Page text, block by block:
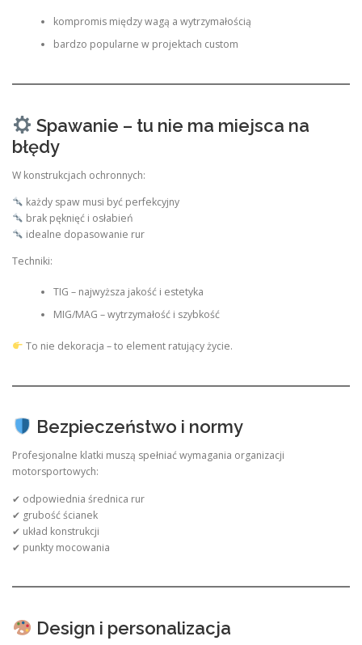
kompromis między wagą a wytrzymałością
bardzo popularne w projektach custom
Spawanie – tu nie ma miejsca na
błędy
W konstrukcjach ochronnych:
każdy spaw musi być perfekcyjny
brak pęknięć i osłabień
idealne dopasowanie rur
Techniki:
TIG – najwyższa jakość i estetyka
MIG/MAG – wytrzymałość i szybkość
To nie dekoracja – to element ratujący życie.
Bezpieczeństwo i normy
Profesjonalne klatki muszą spełniać wymagania organizacji
motorsportowych:
✔ odpowiednia średnica rur
✔ grubość ścianek
✔ układ konstrukcji
✔ punkty mocowania
Design i personalizacja